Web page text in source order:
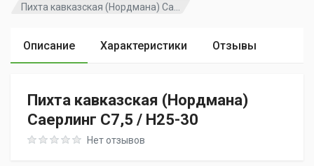
Пихта кавказская (Нордмана) Са...
Описание Характеристики Отзывы
Пихта кавказская (Нордмана)
Саерлинг C7,5 / H25-30
Rating: 0 out of 5Нет отзывов